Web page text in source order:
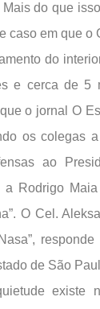
do que
caso em que
do
e cerca de 5
o jornal O
os colegas
ao
a Rodrigo
O Cel.
de São
existe